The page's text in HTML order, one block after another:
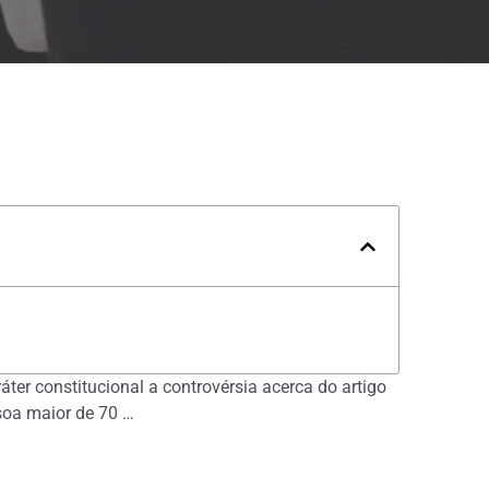
constitucional a controvérsia acerca do artigo
maior de 70 …